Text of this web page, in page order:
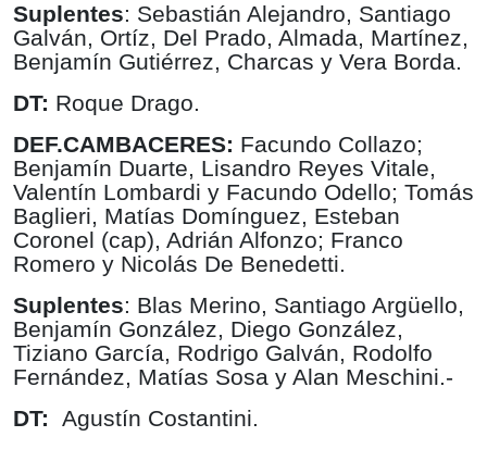
Suplentes: Sebastián Alejandro, Santiago
Galván, Ortíz, Del Prado, Almada, Martínez,
Benjamín Gutiérrez, Charcas y Vera Borda.
DT: Roque Drago.
DEF.CAMBACERES: Facundo Collazo;
Benjamín Duarte, Lisandro Reyes Vitale,
Valentín Lombardi y Facundo Odello; Tomás
Baglieri, Matías Domínguez, Esteban
Coronel (cap), Adrián Alfonzo; Franco
Romero y Nicolás De Benedetti.
Suplentes: Blas Merino, Santiago Argüello,
Benjamín González, Diego González,
Tiziano García, Rodrigo Galván, Rodolfo
Fernández, Matías Sosa y Alan Meschini.-
DT:
Agustín Costantini.